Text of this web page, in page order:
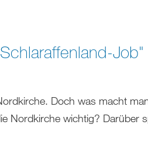
Job"
Doch was macht
Nordkirche wichtig? Darüber